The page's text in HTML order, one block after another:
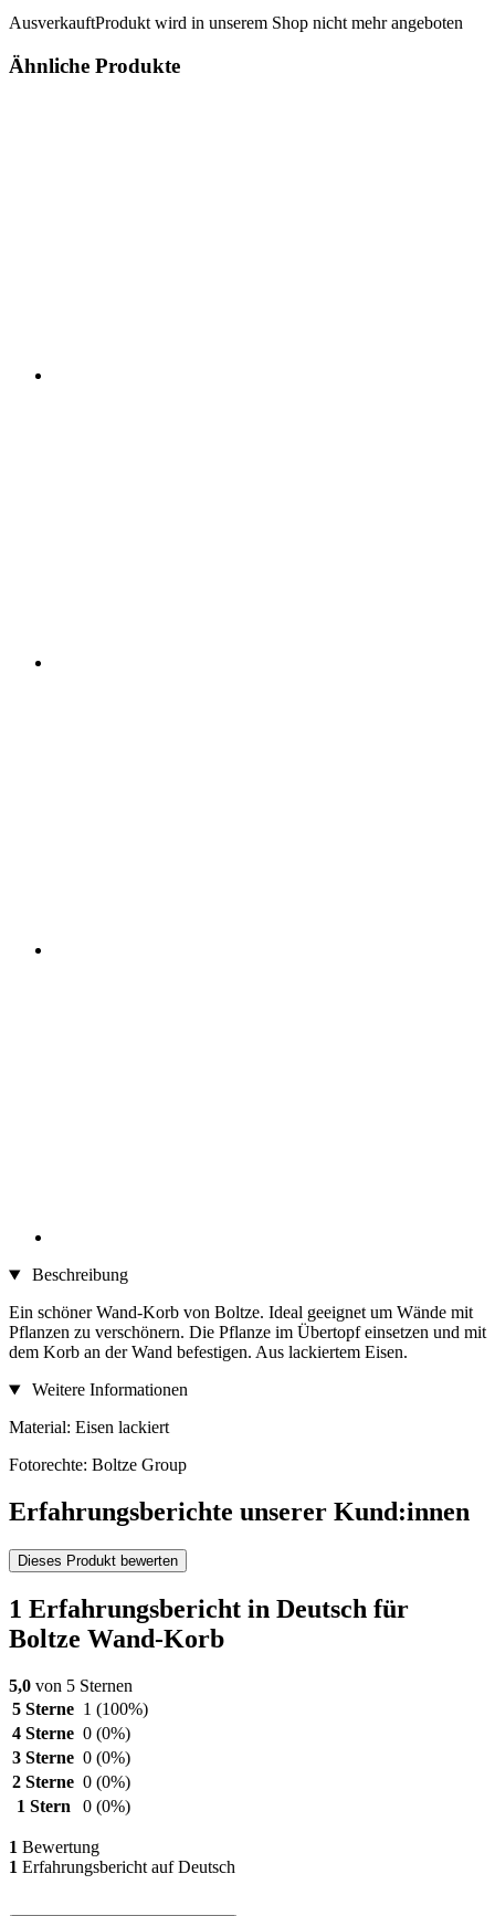
AusverkauftProdukt wird in unserem Shop nicht mehr angeboten
Ähnliche Produkte
Beschreibung
Ein schöner Wand-Korb von Boltze. Ideal geeignet um Wände mit
Pflanzen zu verschönern. Die Pflanze im Übertopf einsetzen und mit
dem Korb an der Wand befestigen. Aus lackiertem Eisen.
Weitere Informationen
Material: Eisen lackiert
Fotorechte: Boltze Group
Erfahrungsberichte unserer Kund:innen
Dieses Produkt bewerten
1 Erfahrungsbericht in Deutsch für
Boltze Wand-Korb
5,0 von 5 Sternen
5 Sterne 1 (100%)
4 Sterne 0 (0%)
3 Sterne 0 (0%)
2 Sterne 0 (0%)
1 Stern
0 (0%)
1 Bewertung
1 Erfahrungsbericht auf Deutsch